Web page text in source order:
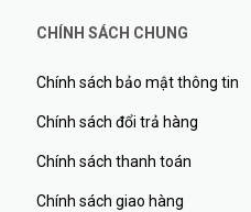
CHÍNH SÁCH CHUNG
Chính sách bảo mật thông tin
Chính sách đổi trả hàng
Chính sách thanh toán
Chính sách giao hàng